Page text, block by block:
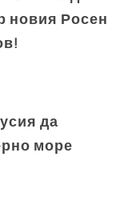
новия Росен
да
море